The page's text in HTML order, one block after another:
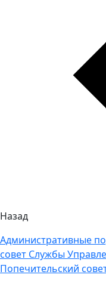
Назад
Административные
совет Службы
Попечительский